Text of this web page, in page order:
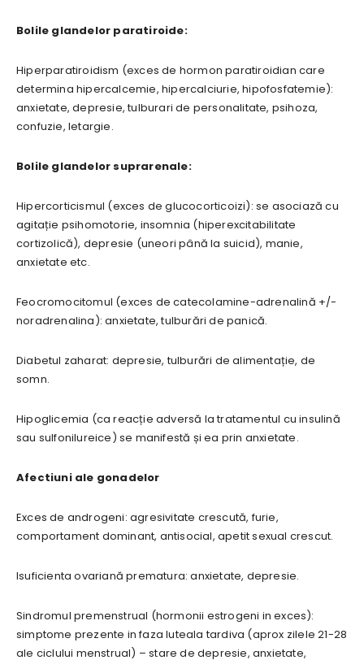
Bolile glandelor paratiroide:
Hiperparatiroidism (exces de hormon paratiroidian care
determina hipercalcemie, hipercalciurie, hipofosfatemie):
anxietate, depresie, tulburari de personalitate, psihoza,
confuzie, letargie.
Bolile glandelor suprarenale:
Hipercorticismul (exces de glucocorticoizi): se asociază cu
agitație psihomotorie, insomnia (hiperexcitabilitate
cortizolică), depresie (uneori până la suicid), manie,
anxietate etc.
Feocromocitomul (exces de catecolamine-adrenalină +/-
noradrenalina): anxietate, tulburări de panică.
Diabetul zaharat: depresie, tulburări de alimentație, de
somn.
Hipoglicemia (ca reacție adversă la tratamentul cu insulină
sau sulfonilureice) se manifestă și ea prin anxietate.
Afectiuni ale gonadelor
Exces de androgeni: agresivitate crescută, furie,
comportament dominant, antisocial, apetit sexual crescut.
Isuficienta ovariană prematura: anxietate, depresie.
Sindromul premenstrual (hormonii estrogeni in exces):
simptome prezente in faza luteala tardiva (aprox zilele 21-28
ale ciclului menstrual) – stare de depresie, anxietate,